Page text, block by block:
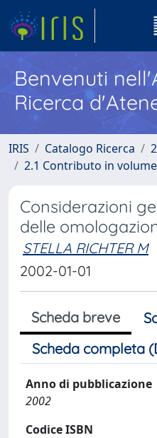
Benvenuti
Ricerca
IRIS Catalogo Ricerca
2.1 Contributo in
Considerazioni
delle
STELLA RICHTER M
2002-01-01
Scheda breve
Scheda completa
Anno di pubblicazione
2002
Codice ISBN